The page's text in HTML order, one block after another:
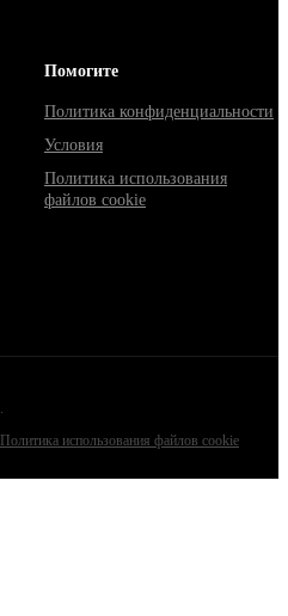
Помогите
Политика конфиденциальности
Условия
Политика использования
файлов cookie
Политика использования файлов cookie